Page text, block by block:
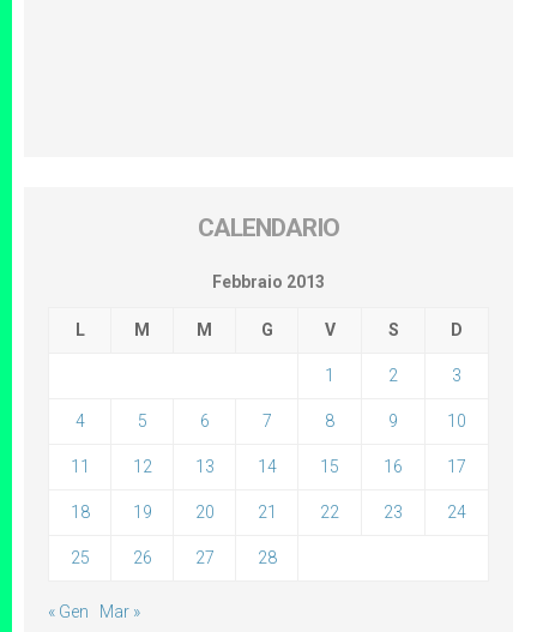
CALENDARIO
Febbraio 2013
L M M G V S D
1 2 3
4 5 6 7 8 9 10
11 12 13 14 15 16 17
18 19 20 21 22 23 24
25 26 27 28
« Gen Mar »